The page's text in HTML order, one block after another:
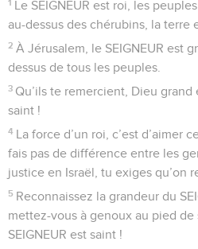
1 Le SEIGNEUR est roi, les
au-dessus des chérubins, la terre
2 À Jérusalem, le SEIGNEUR est
dessus de tous les peuples.
3 Qu’ils te remercient, Dieu
saint !
4 La force d’un roi, c’est d’aimer
fais pas de différence entre les
justice en Israël, tu exiges qu’on
5 Reconnaissez la grandeur du
mettez-vous à genoux au pied
SEIGNEUR est saint !